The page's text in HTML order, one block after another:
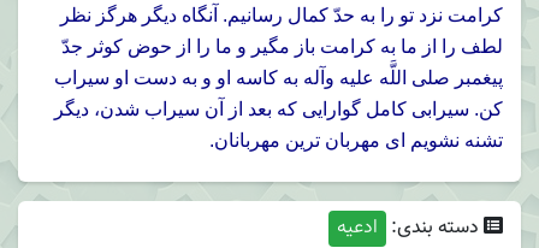
كرامت نزد تو را به حدّ كمال رسانيم. آنگاه ديگر هرگز نظر
لطف را از ما به كرامت باز مگير و ما را از حوض كوثر جدّ
پيغمبر صلى اللَّه عليه وآله به كاسه او و به دست او سيراب
كن. سيرابى كامل گوارايى كه بعد از آن سيراب شدن، ديگر
تشنه نشويم اى مهربان ترين مهربانان.
دسته بندی: ادعیه